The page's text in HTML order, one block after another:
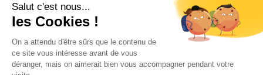
Salut c'est nous...
les Cookies !
On a attendu d'être sûrs que le contenu de
ce site vous intéresse avant de vous
déranger, mais on aimerait bien vous accompagner pendant votre
NOX
Wiz
Voir toutes les collections
Nous suivre